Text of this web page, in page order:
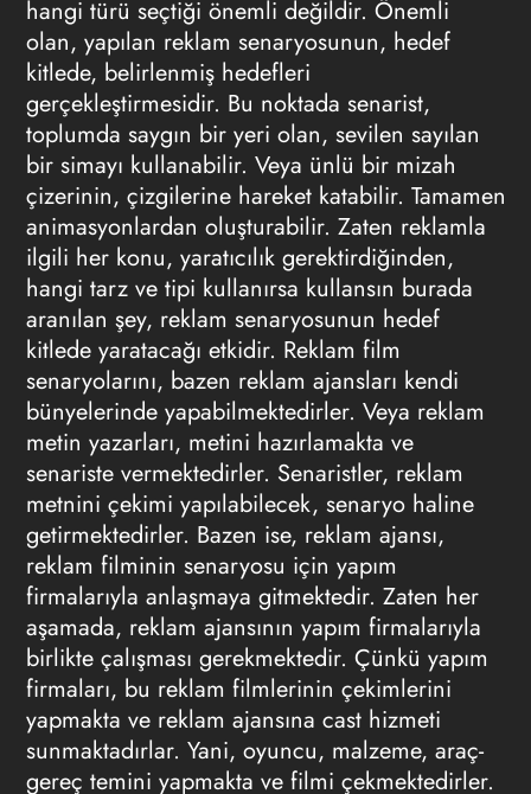
hangi türü seçtiği önemli değildir. Önemli
olan, yapılan reklam senaryosunun, hedef
kitlede, belirlenmiş hedefleri
gerçekleştirmesidir. Bu noktada senarist,
toplumda saygın bir yeri olan, sevilen sayılan
bir simayı kullanabilir. Veya ünlü bir mizah
çizerinin, çizgilerine hareket katabilir. Tamamen
animasyonlardan oluşturabilir. Zaten reklamla
ilgili her konu, yaratıcılık gerektirdiğinden,
hangi tarz ve tipi kullanırsa kullansın burada
aranılan şey, reklam senaryosunun hedef
kitlede yaratacağı etkidir. Reklam film
senaryolarını, bazen reklam ajansları kendi
bünyelerinde yapabilmektedirler. Veya reklam
metin yazarları, metini hazırlamakta ve
senariste vermektedirler. Senaristler, reklam
metnini çekimi yapılabilecek, senaryo haline
getirmektedirler. Bazen ise, reklam ajansı,
reklam filminin senaryosu için yapım
firmalarıyla anlaşmaya gitmektedir. Zaten her
aşamada, reklam ajansının yapım firmalarıyla
birlikte çalışması gerekmektedir. Çünkü yapım
firmaları, bu reklam filmlerinin çekimlerini
yapmakta ve reklam ajansına cast hizmeti
sunmaktadırlar. Yani, oyuncu, malzeme, araç-
gereç temini yapmakta ve filmi çekmektedirler.